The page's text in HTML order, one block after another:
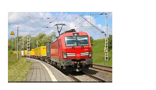
Dieseltriebzüge | 95 80
0 615 BR 615 ·Itino·
E-Loks | Altbau
E 93 BR 193